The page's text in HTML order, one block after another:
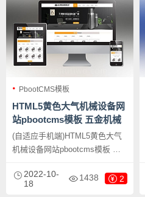
只需要把文字图片换成其他行业
的即可；
PbootCMS模板
HTML5黄色大气机械设备网
站pbootcms模板 五金机械
通用公司网站源码下载
(自适应手机端)HTML5黄色大气
机械设备网站pbootcms模板 五
PbootCMS内核开发的网站模
板，该模板适用于机械设备网
2022-10-
18
1438 2